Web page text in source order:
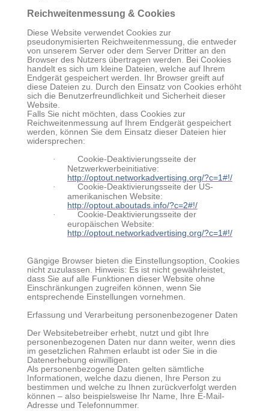
Reichweitenmessung & Cookies
Diese Website verwendet Cookies zur
pseudonymisierten Reichweitenmessung, die entweder
von unserem Server oder dem Server Dritter an den
Browser des Nutzers übertragen werden. Bei Cookies
handelt es sich um kleine Dateien, welche auf Ihrem
Endgerät gespeichert werden. Ihr Browser greift auf
diese Dateien zu. Durch den Einsatz von Cookies erhöht
sich die Benutzerfreundlichkeit und Sicherheit dieser
Website.
Falls Sie nicht möchten, dass Cookies zur
Reichweitenmessung auf Ihrem Endgerät gespeichert
werden, können Sie dem Einsatz dieser Dateien hier
widersprechen:
·
Cookie-Deaktivierungsseite der
Netzwerkwerbeinitiative:
http://optout.networkadvertising.org/?c=1#!/
·
Cookie-Deaktivierungsseite der US-
amerikanischen Website:
http://optout.aboutads.info/?c=2#!/
·
Cookie-Deaktivierungsseite der
europäischen Website:
http://optout.networkadvertising.org/?c=1#!/
Gängige Browser bieten die Einstellungsoption, Cookies
nicht zuzulassen. Hinweis: Es ist nicht gewährleistet,
dass Sie auf alle Funktionen dieser Website ohne
Einschränkungen zugreifen können, wenn Sie
entsprechende Einstellungen vornehmen.
Erfassung und Verarbeitung personenbezogener Daten
Der Websitebetreiber erhebt, nutzt und gibt Ihre
personenbezogenen Daten nur dann weiter, wenn dies
im gesetzlichen Rahmen erlaubt ist oder Sie in die
Datenerhebung einwilligen.
Als personenbezogene Daten gelten sämtliche
Informationen, welche dazu dienen, Ihre Person zu
bestimmen und welche zu Ihnen zurückverfolgt werden
können – also beispielsweise Ihr Name, Ihre E-Mail-
Adresse und Telefonnummer.